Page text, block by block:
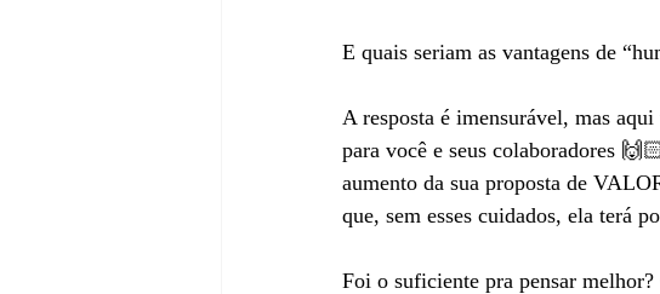
E quais seriam as vantagens de
A resposta é imensurável, mas
para você e seus colaboradores
aumento da sua proposta de
que, sem esses cuidados, ela terá
Foi o suficiente pra pensar